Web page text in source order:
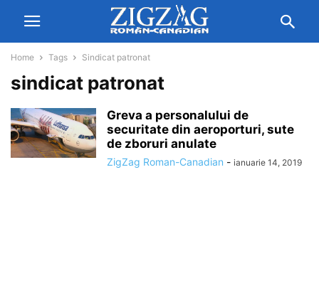
Home Tags Sindicat patronat
sindicat patronat
Greva a personalului de
securitate din aeroporturi, sute
de zboruri anulate
ZigZag Roman-Canadian - ianuarie 14, 2019